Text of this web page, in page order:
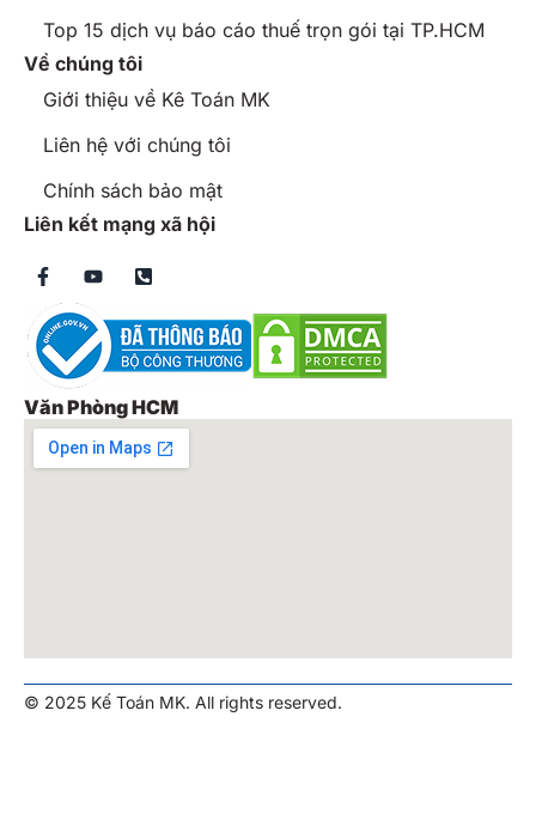
Top 15 dịch vụ báo cáo thuế trọn gói tại TP.HCM
Về chúng tôi
Giới thiệu về Kê Toán MK
Liên hệ với chúng tôi
Chính sách bảo mật
Liên kết mạng xã hội
Văn Phòng HCM
© 2025 Kế Toán MK. All rights reserved.